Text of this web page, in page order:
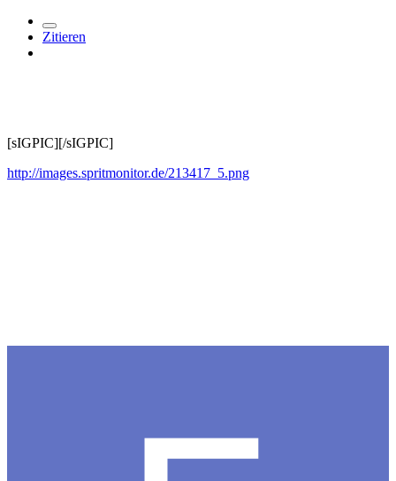
Zitieren
[sIGPIC][/sIGPIC]
http://images.spritmonitor.de/213417_5.png